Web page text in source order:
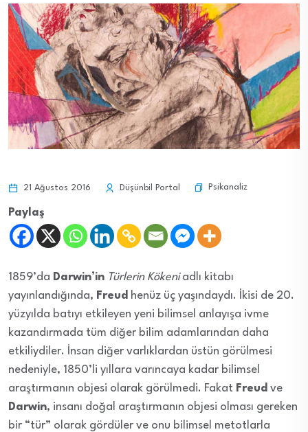
21 Ağustos 2016 Düşünbil Portal Psikanaliz
Paylaş
1859’da Darwin’in Türlerin Kökeniadlı kitabı
yayınlandığında, Freud henüz üç yaşındaydı. İkisi de 20.
yüzyılda batıyı etkileyen yeni bilimsel anlayışa ivme
kazandırmada tüm diğer bilim adamlarından daha
etkiliydiler. İnsan diğer varlıklardan üstün görülmesi
nedeniyle, 1850’li yıllara varıncaya kadar bilimsel
araştırmanın objesi olarak görülmedi. Fakat Freud ve
Darwin, insanı doğal araştırmanın objesi olması gereken
bir “tür” olarak gördüler ve onu bilimsel metotlarla